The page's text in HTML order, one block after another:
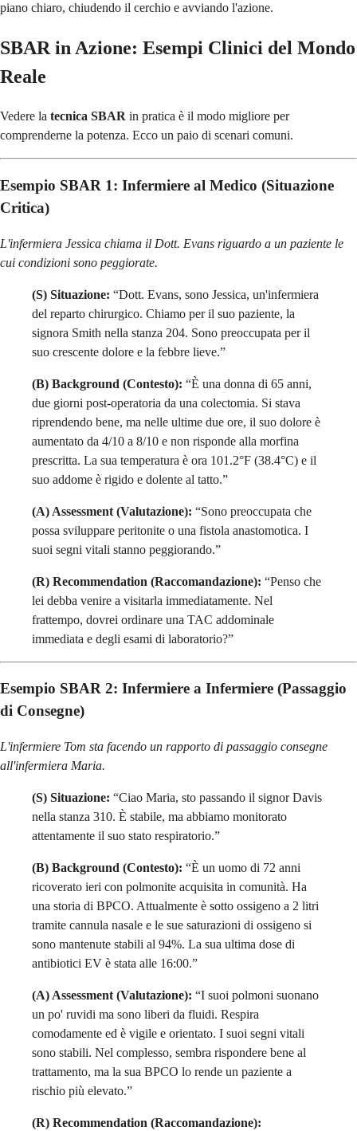
piano chiaro, chiudendo il cerchio e avviando l'azione.
SBAR in Azione: Esempi Clinici del Mondo
Reale
Vedere la tecnica SBAR in pratica è il modo migliore per
comprenderne la potenza. Ecco un paio di scenari comuni.
Esempio SBAR 1: Infermiere al Medico (Situazione
Critica)
L'infermiera Jessica chiama il Dott. Evans riguardo a un paziente le
cui condizioni sono peggiorate.
(S) Situazione: “Dott. Evans, sono Jessica, un'infermiera
del reparto chirurgico. Chiamo per il suo paziente, la
signora Smith nella stanza 204. Sono preoccupata per il
suo crescente dolore e la febbre lieve.”
(B) Background (Contesto): “È una donna di 65 anni,
due giorni post-operatoria da una colectomia. Si stava
riprendendo bene, ma nelle ultime due ore, il suo dolore è
aumentato da 4/10 a 8/10 e non risponde alla morfina
prescritta. La sua temperatura è ora 101.2°F (38.4°C) e il
suo addome è rigido e dolente al tatto.”
(A) Assessment (Valutazione): “Sono preoccupata che
possa sviluppare peritonite o una fistola anastomotica. I
suoi segni vitali stanno peggiorando.”
(R) Recommendation (Raccomandazione): “Penso che
lei debba venire a visitarla immediatamente. Nel
frattempo, dovrei ordinare una TAC addominale
immediata e degli esami di laboratorio?”
Esempio SBAR 2: Infermiere a Infermiere (Passaggio
di Consegne)
L'infermiere Tom sta facendo un rapporto di passaggio consegne
all'infermiera Maria.
(S) Situazione: “Ciao Maria, sto passando il signor Davis
nella stanza 310. È stabile, ma abbiamo monitorato
attentamente il suo stato respiratorio.”
(B) Background (Contesto): “È un uomo di 72 anni
ricoverato ieri con polmonite acquisita in comunità. Ha
una storia di BPCO. Attualmente è sotto ossigeno a 2 litri
tramite cannula nasale e le sue saturazioni di ossigeno si
sono mantenute stabili al 94%. La sua ultima dose di
antibiotici EV è stata alle 16:00.”
(A) Assessment (Valutazione): “I suoi polmoni suonano
un po' ruvidi ma sono liberi da fluidi. Respira
comodamente ed è vigile e orientato. I suoi segni vitali
sono stabili. Nel complesso, sembra rispondere bene al
trattamento, ma la sua BPCO lo rende un paziente a
rischio più elevato.”
(R) Recommendation (Raccomandazione):